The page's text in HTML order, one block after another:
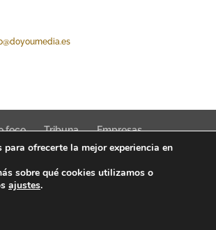
foco Tribuna
Empresas
Innovación Tendencias
2022 © News, trends & public affairs
ofrecerte la mejor experiencia en
sobre qué cookies utilizamos o
ajustes.